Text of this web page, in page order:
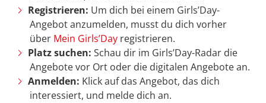
Registrieren: Um dich bei einem Girls’Day-
Angebot anzumelden, musst du dich vorher
über Mein Girls’Day registrieren.
Platz suchen: Schau dir im Girls’Day-Radar die
Angebote vor Ort oder die digitalen Angebote an.
Anmelden: Klick auf das Angebot, das dich
interessiert, und melde dich an.